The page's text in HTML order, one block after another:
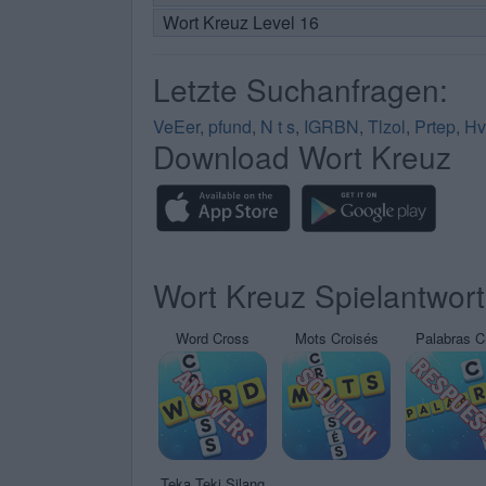
Wort Kreuz Level 16
Letzte Suchanfragen:
VeEer, pfund, N t s, IGRBN, Tlzol, Prtep,
Download Wort Kreuz
Wort Kreuz
Word Cross Mots Croisés Palabras